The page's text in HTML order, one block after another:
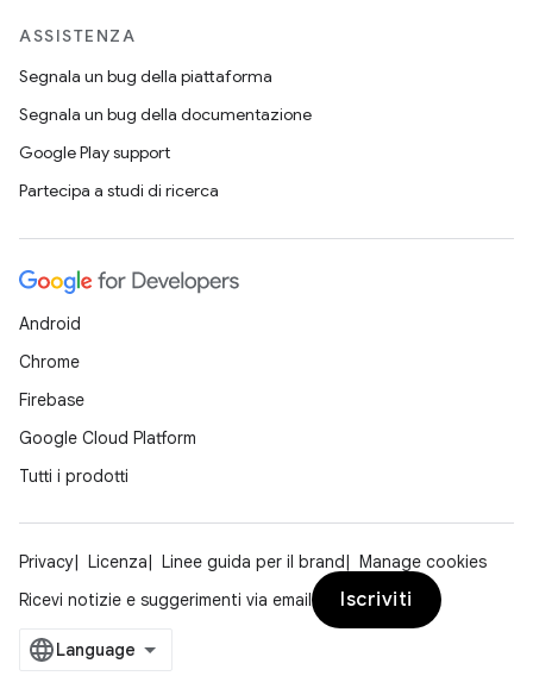
ASSISTENZA
Segnala un bug della piattaforma
Segnala un bug della documentazione
Google Play support
Partecipa a studi di ricerca
Android
Chrome
Firebase
Google Cloud Platform
Tutti i prodotti
Privacy Licenza Linee guida per il brand
Manage cookies
Ricevi notizie e suggerimenti via email
Iscriviti